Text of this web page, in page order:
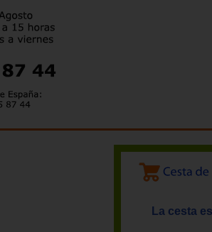
La cesta